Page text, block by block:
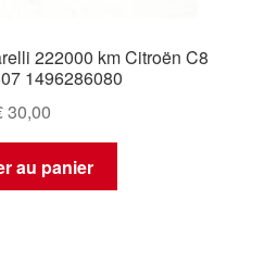
222000 km Citroën C8
1496286080
30,00
au panier